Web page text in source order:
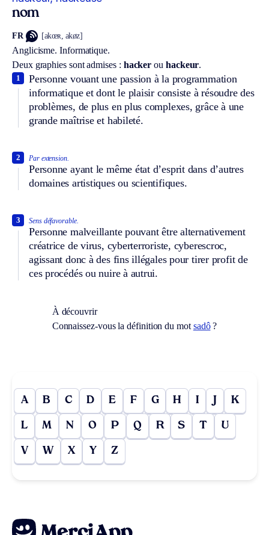
nom
FR [akœʀ, akøz]
Anglicisme. Informatique.
Deux graphies sont admises : hacker ou hackeur.
Personne vouant une passion à la programmation
informatique et dont le plaisir consiste à résoudre des
problèmes, de plus en plus complexes, grâce à une
grande maîtrise et habileté.
1
Par extension.
Personne ayant le même état d’esprit dans d’autres
domaines artistiques ou scientifiques.
2
Sens défavorable.
Personne malveillante pouvant être alternativement
créatrice de virus, cyberterroriste, cyberescroc,
agissant donc à des fins illégales pour tirer profit de
ces procédés ou nuire à autrui.
3
À découvrir
Connaissez-vous la définition du mot sadô?
A B C D E F G H I J K
L M N O P Q R S T U
V W X Y Z